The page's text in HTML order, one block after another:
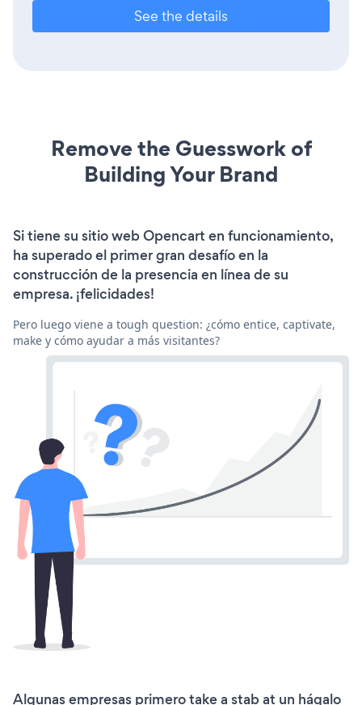
See the details
Remove the Guesswork of
Building Your Brand
Si tiene su sitio web Opencart en funcionamiento,
ha superado el primer gran desafío en la
construcción de la presencia en línea de su
empresa. ¡felicidades!
Pero luego viene a tough question: ¿cómo entice, captivate,
make y cómo ayudar a más visitantes?
Algunas empresas primero take a stab at un hágalo